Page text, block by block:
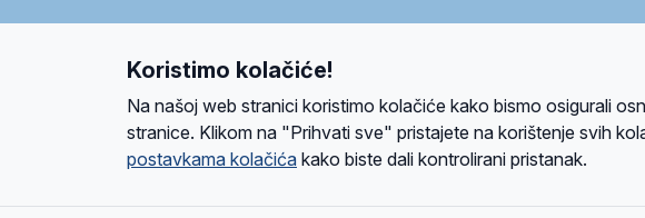
Ova stranica je zaštićena Google reCAPTCHA sustavom
Koristimo kolačiće!
Na našoj web stranici koristimo kolačiće kako bismo osigurali
stranice. Klikom na "Prihvati sve" pristajete na korištenje svih
postavkama kolačića kako biste dali kontrolirani pristanak.